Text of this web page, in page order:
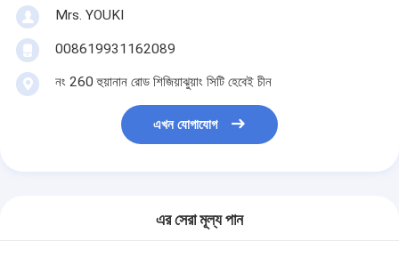
Mrs. YOUKI
008619931162089
নং 260 হুয়ানান রোড শিজিয়াঝুয়াং সিটি হেবেই চীন
এখন যোগাযোগ
এর সেরা মূল্য পান